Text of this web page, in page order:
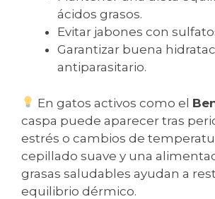
ácidos grasos.
Evitar jabones con
Garantizar buena
antiparasitario.
En gatos activos como el
caspa puede aparecer tras
estrés o cambios de
cepillado suave y una
grasas saludables ayudan a
equilibrio dérmico.